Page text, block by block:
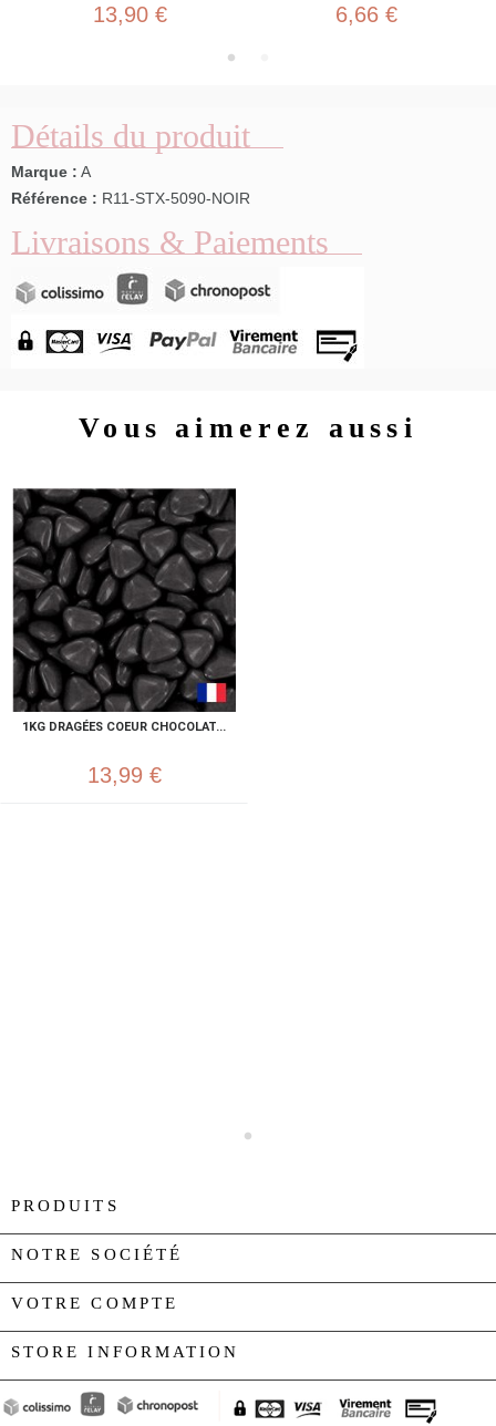
13,90 € 6,66 €
Détails du produit
Marque : A
Référence : R11-STX-5090-NOIR
Livraisons & Paiements
Vous aimerez aussi
1KG DRAGÉES COEUR CHOCOLAT...
13,99 €
PRODUITS
NOTRE SOCIÉTÉ
VOTRE COMPTE
STORE INFORMATION